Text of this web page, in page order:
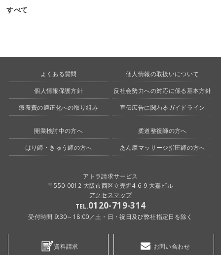
すべて
よくある質問 個人情報の取扱いについて
個人情報保護方針 反社会勢力への対応に係る基本方針
療養費の適正化への取り組み 宣伝広告に関わるガイドライン
開業検討中の方へ 柔道整復師の方へ
はり師・きゅう師の方へ あん摩マッサージ指圧師の方へ
アトラ請求サービス
〒550-0012 大阪市西区立売堀4-6-9 大嘉ビル
アクセスマップ
TEL.0120-719-314
受付時間 9:30～18:00／土・日・祝日及び弊社指定日を除く
資料請求 お問い合わせ